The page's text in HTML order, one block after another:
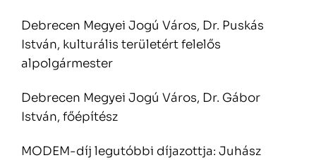
Debrecen Megyei Jogú Város, Dr. Puskás
István, kulturális területért felelős
alpolgármester
Debrecen Megyei Jogú Város, Dr. Gábor
István, főépítész
MODEM-díj legutóbbi díjazottja: Juhász